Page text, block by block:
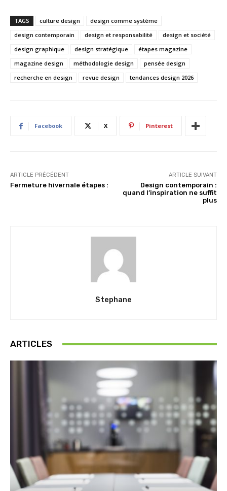
TAGS culture design
design comme système
design contemporain
design et responsabilité
design et société
design graphique
design stratégique
étapes magazine
magazine design
méthodologie design
pensée design
recherche en design
revue design tendances design 2026
Facebook X Pinterest
ARTICLE PRÉCÉDENT
Fermeture hivernale étapes :
ARTICLE SUIVANT
Design contemporain :
quand l’inspiration ne suffit
plus
Stephane
ARTICLES